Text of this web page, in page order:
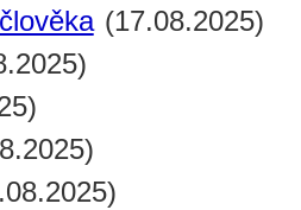
(17.08.2025)